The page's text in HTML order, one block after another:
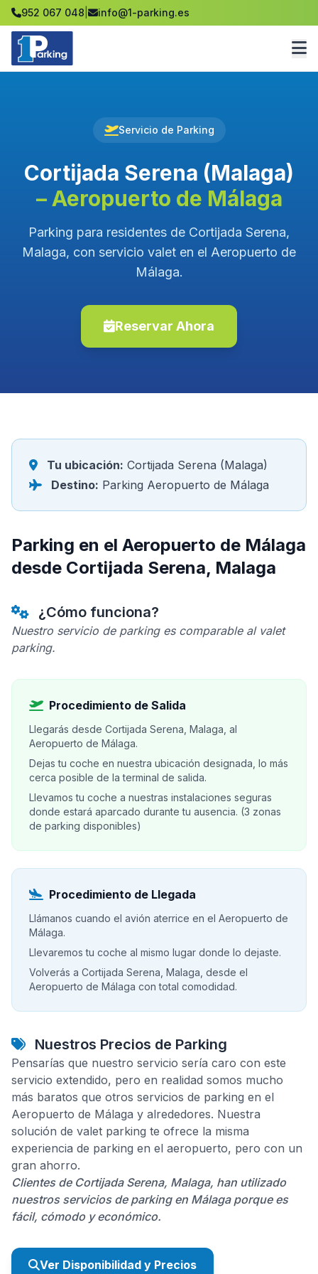
952 067 048 info@1-parking.es
Servicio de Parking
Cortijada Serena (Malaga)
– Aeropuerto de Málaga
Parking para residentes de Cortijada Serena,
Malaga, con servicio valet en el Aeropuerto de
Málaga.
Reservar Ahora
Tu ubicación: Cortijada Serena (Malaga)
Destino: Parking Aeropuerto de Málaga
Parking en el Aeropuerto de Málaga
desde Cortijada Serena, Malaga
¿Cómo funciona?
Nuestro servicio de parking es comparable al valet
parking.
Procedimiento de Salida
Llegarás desde Cortijada Serena, Malaga, al
Aeropuerto de Málaga.
Dejas tu coche en nuestra ubicación designada, lo más
cerca posible de la terminal de salida.
Llevamos tu coche a nuestras instalaciones seguras
donde estará aparcado durante tu ausencia. (3 zonas
de parking disponibles)
Procedimiento de Llegada
Llámanos cuando el avión aterrice en el Aeropuerto de
Málaga.
Llevaremos tu coche al mismo lugar donde lo dejaste.
Volverás a Cortijada Serena, Malaga, desde el
Aeropuerto de Málaga con total comodidad.
Nuestros Precios de Parking
Pensarías que nuestro servicio sería caro con este
servicio extendido, pero en realidad somos mucho
más baratos que otros servicios de parking en el
Aeropuerto de Málaga y alrededores. Nuestra
solución de valet parking te ofrece la misma
experiencia de parking en el aeropuerto, pero con un
gran ahorro.
Clientes de Cortijada Serena, Malaga, han utilizado
nuestros servicios de parking en Málaga porque es
fácil, cómodo y económico.
Ver Disponibilidad y Precios